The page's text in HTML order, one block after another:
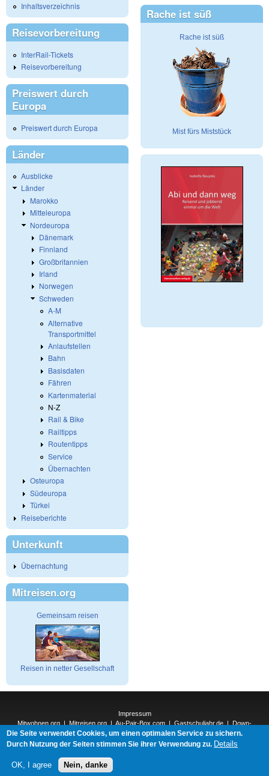
Inhaltsverzeichnis
Reisevorbereitung
InterRail-Tickets
Reisevorbereitung
Preiswert durch
Europa
Preiswert durch Europa
Länder
Ausblicke
Länder
Marokko
Mitteleuropa
Nordeuropa
Dänemark
Finnland
Großbritannien
Irland
Norwegen
Schweden
A-M
Alternative
Transportmittel
Anlaufstellen
Bahn
Basisdaten
Fähren
Kartenmaterial
N-Z
Rail & Bike
Railtipps
Routentipps
Service
Übernachten
Osteuropa
Südeuropa
Türkei
Reiseberichte
Unterkunft
Übernachtung
Mitreisen.org
Gemeinsam reisen
Reisen in netter Gesellschaft
Rache ist süß
Rache ist süß
Mist fürs Miststück
Impressum
Mitwohnen.org | Mitreisen.org | Au-Pair-Box.com | Gastschuljahr.de | Down-
Under.org |Elderpair.com|
Interconnections-Verlag.de|Natur-und-Umwelt.org|ReiseTops.com|
Die Seite verwendet Cookies, um einen optimalen Service zu sichern.
Durch Nutzung der Seiten stimmen Sie ihrer Verwendung zu. Details
OK, I agree Nein, danke